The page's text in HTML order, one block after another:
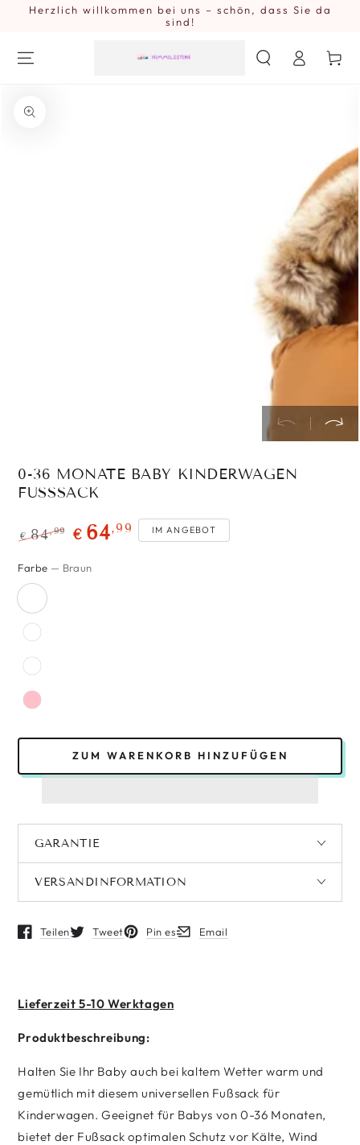
ZUM INHALT
Herzlich willkommen bei uns – schön, dass Sie da
sind!
Einloggen
SPRINGEN
0-36 MONATE BABY KINDERWAGEN
FUSSSACK
Preis
€84,99 € 64,99 IM ANGEBOT
Farbe — Braun
ZUM WARENKORB HINZUFÜGEN
GARANTIE
VERSANDINFORMATION
Teilen
Öffnet in einem neuen Fenster.
Tweet
Öffnet in einem neuen Fenster.
Pin es
Öffnet in einem neuen Fenster.
Email
Öffnet in einem neuen Fenster.
Lieferzeit 5-10 Werktagen
Produktbeschreibung:
Halten Sie Ihr Baby auch bei kaltem Wetter warm und
gemütlich mit diesem universellen Fußsack für
Kinderwagen. Geeignet für Babys von 0-36 Monaten,
bietet der Fußsack optimalen Schutz vor Kälte, Wind